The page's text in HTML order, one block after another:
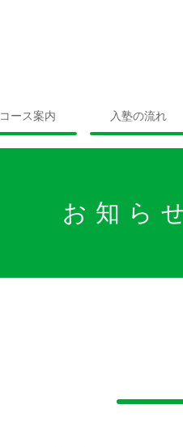
コース案内 入塾の流れ
お知ら